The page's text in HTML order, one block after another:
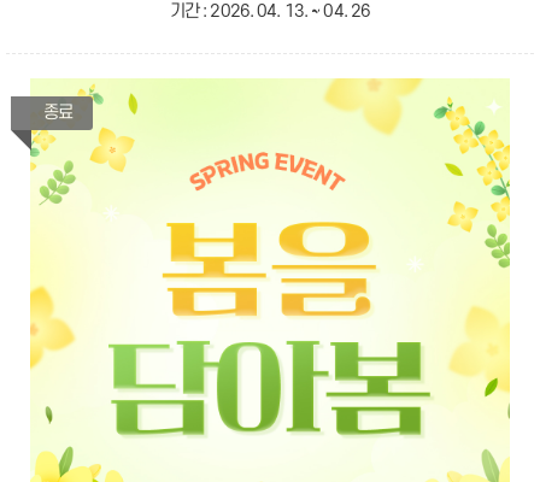
기간 : 2026. 04. 13. ~ 04. 26
종료